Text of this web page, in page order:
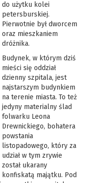
do użytku kolei
petersburskiej.
Pierwotnie był dworcem
oraz mieszkaniem
dróżnika.
Budynek, w którym dziś
mieści się oddział
dzienny szpitala, jest
najstarszym budynkiem
na terenie miasta. To też
jedyny materialny ślad
folwarku Leona
Drewnickiego, bohatera
powstania
listopadowego, który za
udział w tym zrywie
został ukarany
konfiskatą majątku. Pod